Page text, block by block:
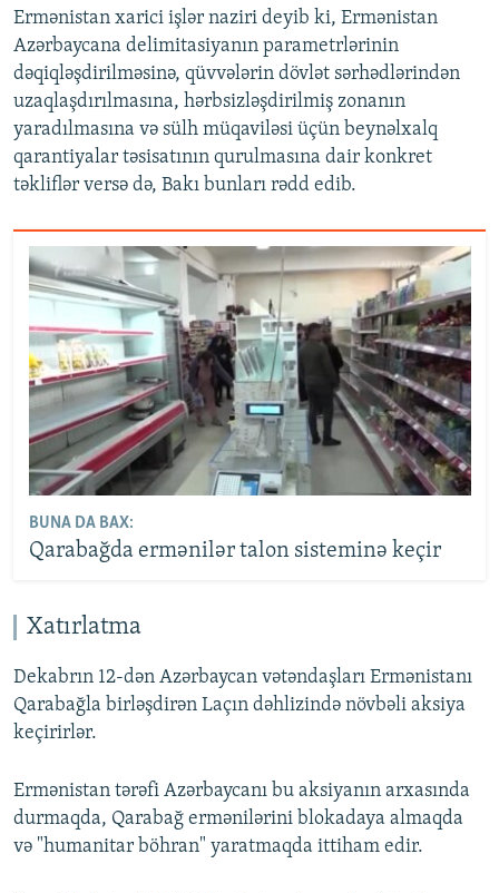
Ermənistan xarici işlər naziri deyib ki, Ermənistan
Azərbaycana delimitasiyanın parametrlərinin
dəqiqləşdirilməsinə, qüvvələrin dövlət sərhədlərindən
uzaqlaşdırılmasına, hərbsizləşdirilmiş zonanın
yaradılmasına və sülh müqaviləsi üçün beynəlxalq
qarantiyalar təsisatının qurulmasına dair konkret
təkliflər versə də, Bakı bunları rədd edib.
BUNA DA BAX:
Qarabağda ermənilər talon sisteminə keçir
Xatırlatma
Dekabrın 12-dən Azərbaycan vətəndaşları Ermənistanı
Qarabağla birləşdirən Laçın dəhlizində növbəli aksiya
keçirirlər.
Ermənistan tərəfi Azərbaycanı bu aksiyanın arxasında
durmaqda, Qarabağ ermənilərini blokadaya almaqda
və "humanitar böhran" yaratmaqda ittiham edir.